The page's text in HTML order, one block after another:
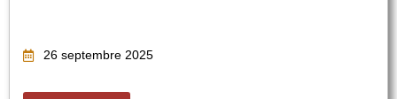
26 septembre 2025